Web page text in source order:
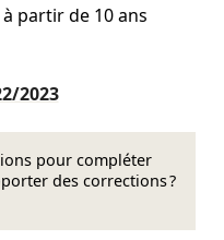
partir de 10 ans
2023
pour compléter
des corrections ?